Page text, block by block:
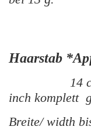
Haarstab
14
inch komplett
Breite/ width